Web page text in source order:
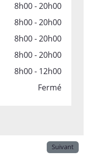
8h00 - 20h00
8h00 - 20h00
8h00 - 20h00
8h00 - 20h00
8h00 - 12h00
Fermé
Suivant